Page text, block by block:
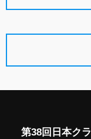
第38回日本ク